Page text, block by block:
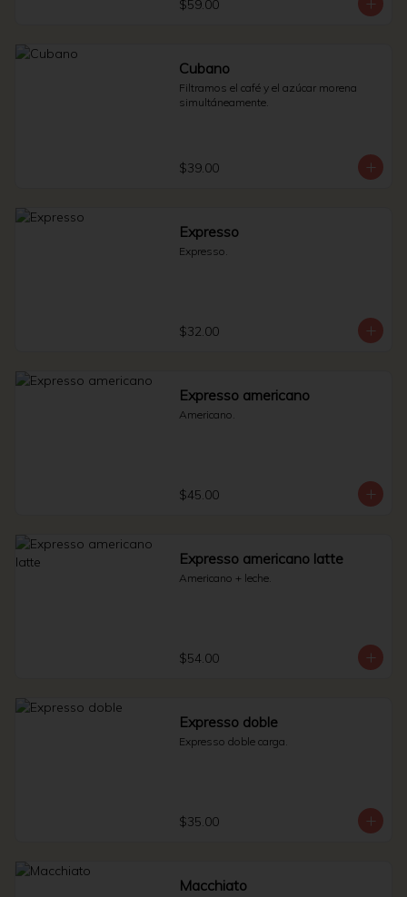
$59.00
Cubano
Filtramos el café y el azúcar morena
simultáneamente.
$39.00
Expresso
Expresso.
$32.00
Expresso americano
Americano.
$45.00
Expresso americano latte
Americano + leche.
$54.00
Expresso doble
Expresso doble carga.
$35.00
Macchiato